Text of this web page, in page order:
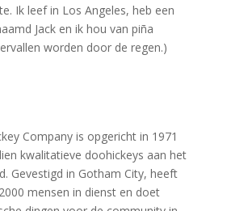
Ik leef in Los Angeles, heb een
Jack en ik hou van piña
worden door de regen.)
Company is opgericht in 1971
kwalitatieve doohickeys aan het
Gevestigd in Gotham City, heeft
mensen in dienst en doet